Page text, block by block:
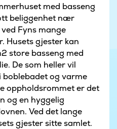
med basseng
beliggenhet nær
Fyns mange
Husets gjester kan
store basseng med
De som heller vil
boblebadet og varme
oppholdsrommet er det
og en hyggelig
Ved det lange
gjester sitte samlet.